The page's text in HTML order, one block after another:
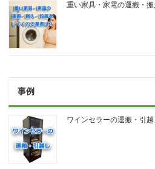
重い家具・家電の運搬・
事例
ワインセラーの運搬・引越